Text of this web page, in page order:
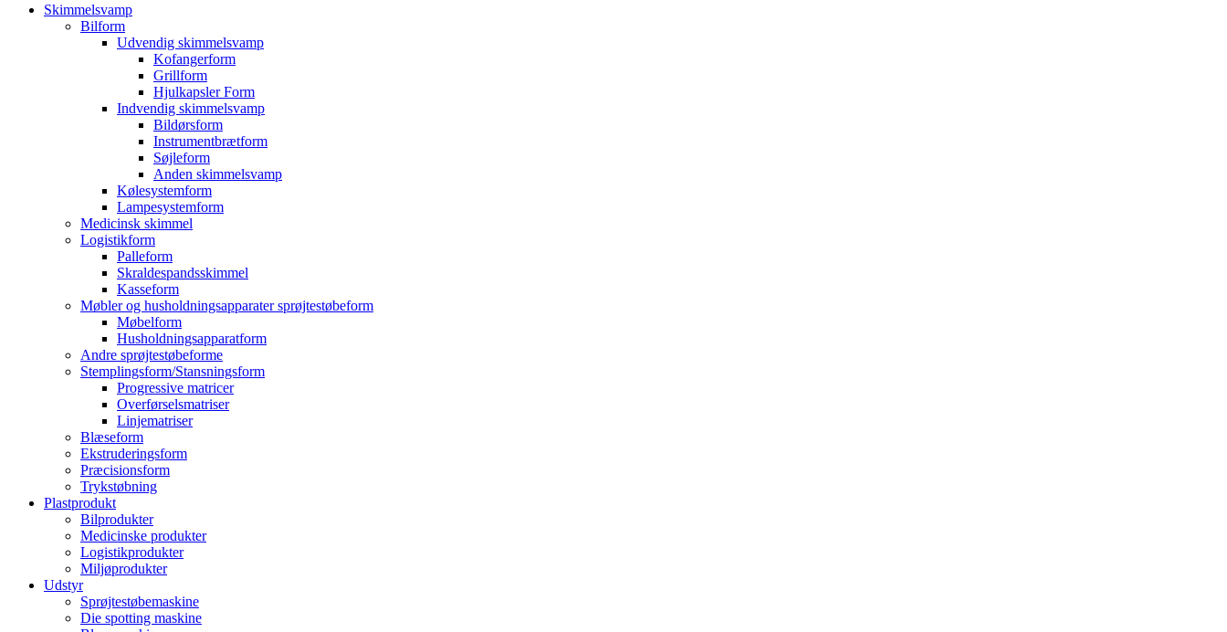
Skimmelsvamp
Bilform
Udvendig skimmelsvamp
Kofangerform
Grillform
Hjulkapsler Form
Indvendig skimmelsvamp
Bildørsform
Instrumentbrætform
Søjleform
Anden skimmelsvamp
Kølesystemform
Lampesystemform
Medicinsk skimmel
Logistikform
Palleform
Skraldespandsskimmel
Kasseform
Møbler og husholdningsapparater sprøjtestøbeform
Møbelform
Husholdningsapparatform
Andre sprøjtestøbeforme
Stemplingsform/Stansningsform
Progressive matricer
Overførselsmatriser
Linjematriser
Blæseform
Ekstruderingsform
Præcisionsform
Trykstøbning
Plastprodukt
Bilprodukter
Medicinske produkter
Logistikprodukter
Miljøprodukter
Udstyr
Sprøjtestøbemaskine
Die spotting maskine